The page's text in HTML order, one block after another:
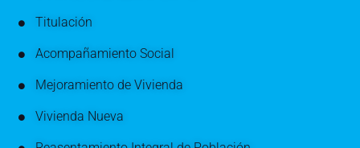
Titulación
Acompañamiento Social
Mejoramiento de Vivienda
Vivienda Nueva